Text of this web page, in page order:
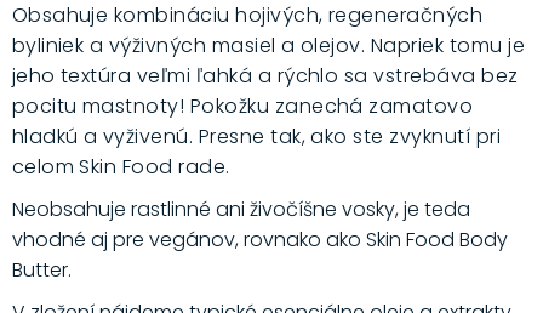
Obsahuje kombináciu hojivých, regeneračných
byliniek a výživných masiel a olejov. Napriek tomu je
jeho textúra veľmi ľahká a rýchlo sa vstrebáva bez
pocitu mastnoty! Pokožku zanechá zamatovo
hladkú a vyživenú. Presne tak, ako ste zvyknutí pri
celom Skin Food rade.
Neobsahuje rastlinné ani živočíšne vosky, je teda
vhodné aj pre vegánov, rovnako ako Skin Food Body
Butter.